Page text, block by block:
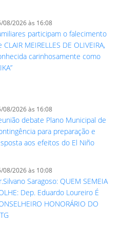
08/2026 às 16:08
participam o falecimento
CLAIR MEIRELLES DE OLIVEIRA,
carinhosamente como
08/2026 às 16:08
debate Plano Municipal de
para preparação e
aos efeitos do El Niño
08/2026 às 10:08
Saragoso: QUEM SEMEIA
Dep. Eduardo Loureiro É
HONORÁRIO DO